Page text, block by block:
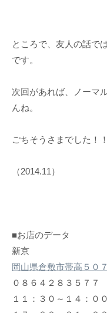
ところで、友人の話で
です。
次回があれば、ノーマ
んね。
ごちそうさまでした！
（2014.11）
■お店のデータ
新京
岡山県倉敷市帯高５０
０８６４２８３５７７
１１：３０～１４：００